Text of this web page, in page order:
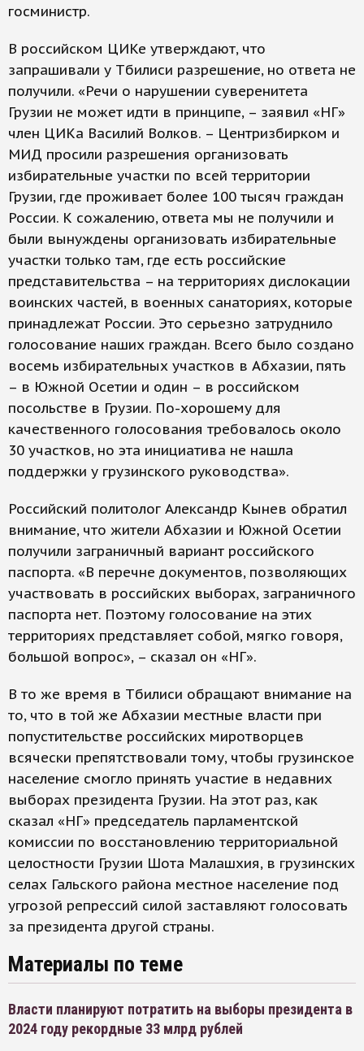
госминистр.
В российском ЦИКе утверждают, что
запрашивали у Тбилиси разрешение, но ответа не
получили. «Речи о нарушении суверенитета
Грузии не может идти в принципе, – заявил «НГ»
член ЦИКа Василий Волков. – Центризбирком и
МИД просили разрешения организовать
избирательные участки по всей территории
Грузии, где проживает более 100 тысяч граждан
России. К сожалению, ответа мы не получили и
были вынуждены организовать избирательные
участки только там, где есть российские
представительства – на территориях дислокации
воинских частей, в военных санаториях, которые
принадлежат России. Это серьезно затруднило
голосование наших граждан. Всего было создано
восемь избирательных участков в Абхазии, пять
– в Южной Осетии и один – в российском
посольстве в Грузии. По-хорошему для
качественного голосования требовалось около
30 участков, но эта инициатива не нашла
поддержки у грузинского руководства».
Российский политолог Александр Кынев обратил
внимание, что жители Абхазии и Южной Осетии
получили заграничный вариант российского
паспорта. «В перечне документов, позволяющих
участвовать в российских выборах, заграничного
паспорта нет. Поэтому голосование на этих
территориях представляет собой, мягко говоря,
большой вопрос», – сказал он «НГ».
В то же время в Тбилиси обращают внимание на
то, что в той же Абхазии местные власти при
попустительстве российских миротворцев
всячески препятствовали тому, чтобы грузинское
население смогло принять участие в недавних
выборах президента Грузии. На этот раз, как
сказал «НГ» председатель парламентской
комиссии по восстановлению территориальной
целостности Грузии Шота Малашхия, в грузинских
селах Гальского района местное население под
угрозой репрессий силой заставляют голосовать
за президента другой страны.
Материалы по теме
Власти планируют потратить на выборы президента в
2024 году рекордные 33 млрд рублей